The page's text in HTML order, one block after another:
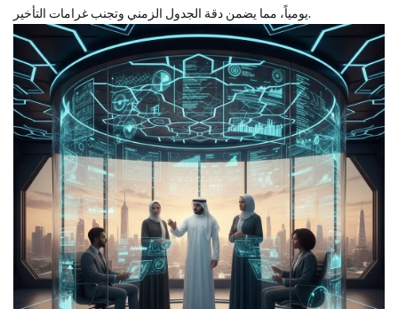
يومياً، مما يضمن دقة الجدول الزمني وتجنب غرامات التأخير.